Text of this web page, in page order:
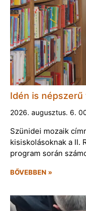
Idén is
2026. augusztus. 6.
Szünidei mozaik
kisiskolásoknak a II.
program során
BŐVEBBEN »